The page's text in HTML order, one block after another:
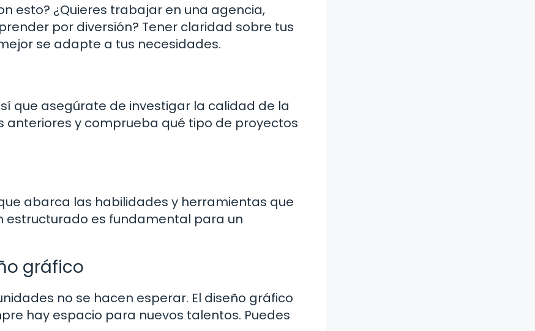
esto? ¿Quieres trabajar en una agencia,
por diversión? Tener claridad sobre tus
se adapte a tus necesidades.
que asegúrate de investigar la calidad de la
anteriores y comprueba qué tipo de proyectos
abarca las habilidades y herramientas que
estructurado es fundamental para un
gráfico
no se hacen esperar. El diseño gráfico
hay espacio para nuevos talentos. Puedes